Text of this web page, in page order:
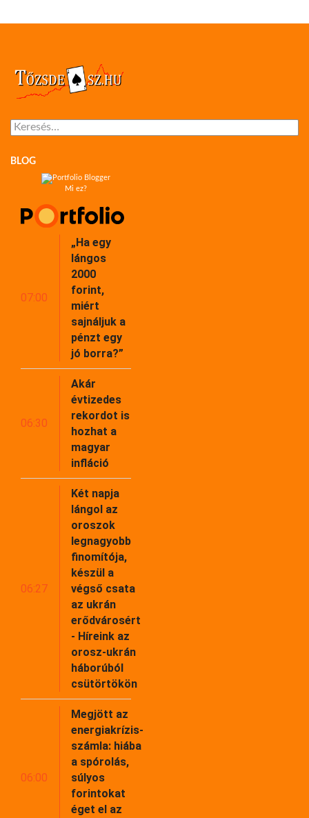
Keresés:
BLOG
Mi ez?
07:00
„Ha egy
lángos
2000
forint,
miért
sajnáljuk a
pénzt egy
jó borra?”
06:30
Akár
évtizedes
rekordot is
hozhat a
magyar
infláció
06:27
Két napja
lángol az
oroszok
legnagyobb
finomítója,
készül a
végső csata
az ukrán
erődvárosért
- Híreink az
orosz-ukrán
háborúból
csütörtökön
06:00
Megjött az
energiakrízis-
számla: hiába
a spórolás,
súlyos
forintokat
éget el az